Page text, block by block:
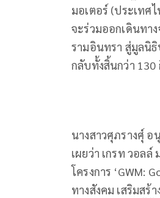
มอเตอร์ (ประเทศ
จะร่วมออกเดินทา
รามอินทรา สู่มูลนิธิ
กลับทั้งสิ้นกว่า 130
นางสาวศุภรางศุ์ อ
เผยว่า เกรท วอล
โครงการ ‘GWM:
ทางสังคม เสริมสร้